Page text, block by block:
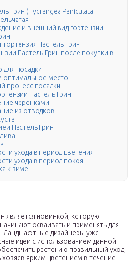
Грин (Hydrangea Paniculata
и внешний вид гортензии
гортензия Пастель Грин
Пастель Грин после покупки в
для посадки
оптимальное место
процесс посадки
Пастель Грин
черенками
из отводков
Пастель Грин
ухода в период цветения
ухода в период покоя
к зиме
является новинкой, которую
осваивать и применять для
Ландшафтные дизайнеры уже
идеи с использованием данной
растению правильный уход,
хозяев ярким цветением в течение